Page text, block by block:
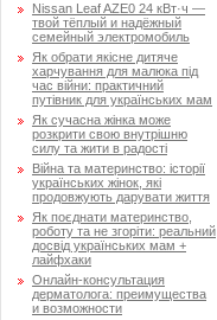
Nissan Leaf AZE0 24 кВт·ч —
твой тёплый и надёжный
семейный электромобиль
Як обрати якісне дитяче
харчування для малюка під
час війни: практичний
путівник для українських мам
Як сучасна жінка може
розкрити свою внутрішню
силу та жити в радості
Війна та материнство: історії
українських жінок, які
продовжують дарувати життя
Як поєднати материнство,
роботу та не згоріти: реальний
досвід українських мам +
лайфхаки
Онлайн-консультация
дерматолога: преимущества
и возможности